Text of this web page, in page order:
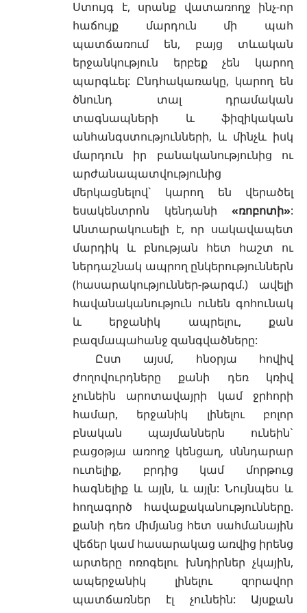
Ստույգ է, սրանք վատառողջ ինչ-որ
հաճույք մարդուն մի պահ
պատճառում են, բայց տևական
երջանկություն երբեք չեն կարող
պարգևել: Ընդհակառակը, կարող են
ծնունդ տալ դրամական
տագնապների և ֆիզիկական
անհանգստությունների, և մինչև իսկ
մարդուն իր բանականությունից ու
արժանապատվությունից
մերկացնելով` կարող են վերածել
եսակենտրոն կենդանի «ռոբոտի»:
Անտարակուսելի է, որ սակավապետ
մարդիկ և բնության հետ հաշտ ու
ներդաշնակ ապրող ընկերություններն
(հասարակություններ-թարգմ.) ավելի
հավանականություն ունեն գոհունակ
և երջանիկ ապրելու, քան
բազմապահանջ զանգվածները:
Ըստ այսմ, հնօրյա հովիվ
ժողովուրդները քանի դեռ կռիվ
չունեին արոտավայրի կամ ջրհորի
համար, երջանիկ լինելու բոլոր
բնական պայմաններն ունեին`
բացօթյա առողջ կենցաղ, սննդարար
ուտելիք, բրդից կամ մորթուց
հագնելիք և այլն, և այլն: Նույնպես և
հողագործ հավաքականությունները.
քանի դեռ միմյանց հետ սահմանային
վեճեր կամ հասարակաց առվից իրենց
արտերը ոռոգելու խնդիրներ չկային,
ապերջանիկ լինելու զորավոր
պատճառներ էլ չունեին: Այսքան